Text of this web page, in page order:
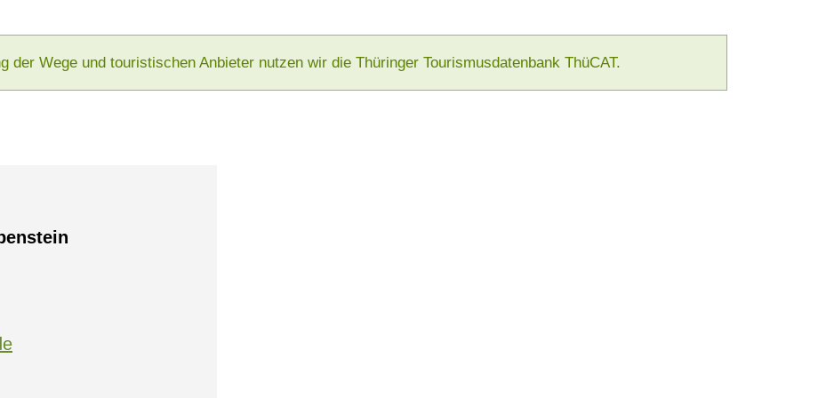
der Wege und touristischen Anbieter nutzen wir die Thüringer Tourismusdatenbank ThüCAT.